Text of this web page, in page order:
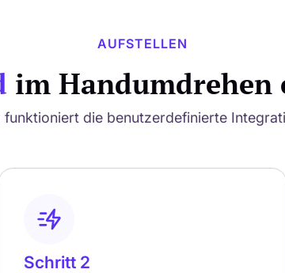
AUFSTELLEN
im Handumdrehen
funktioniert die benutzerdefinierte
Schritt 2